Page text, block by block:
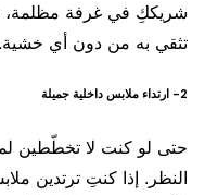
شريككِ في غرفة مظلمة،
تثقي به من دون أي خشية.
2- ارتداء ملابس داخلية جميلة
حتى لو كنت لا تخطّطين
النظر. إذا كنتِ ترتدين